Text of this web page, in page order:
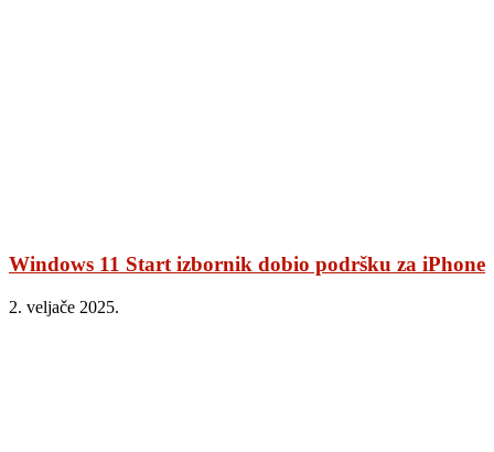
Windows 11 Start izbornik dobio podršku za iPhone
2. veljače 2025.